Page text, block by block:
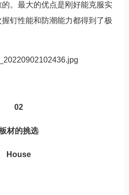
。最大的优点是刚好能克服实
钉性能和防潮能力都得到了极
02
材的挑选
House